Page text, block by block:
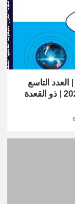
التاسع
والعشرون | المجلد 10 | أيار (مايو) 2026 | ذو القعدة